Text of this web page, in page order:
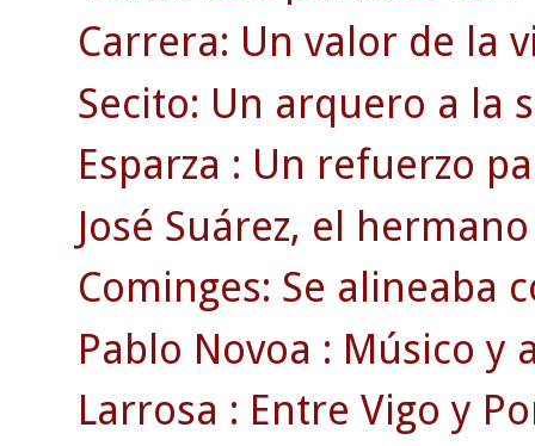
Carrera: Un valor de la
Secito: Un arquero a la
Esparza : Un refuerzo
José Suárez, el
Cominges: Se alineaba
Pablo Novoa : Músico y
Larrosa : Entre Vigo y